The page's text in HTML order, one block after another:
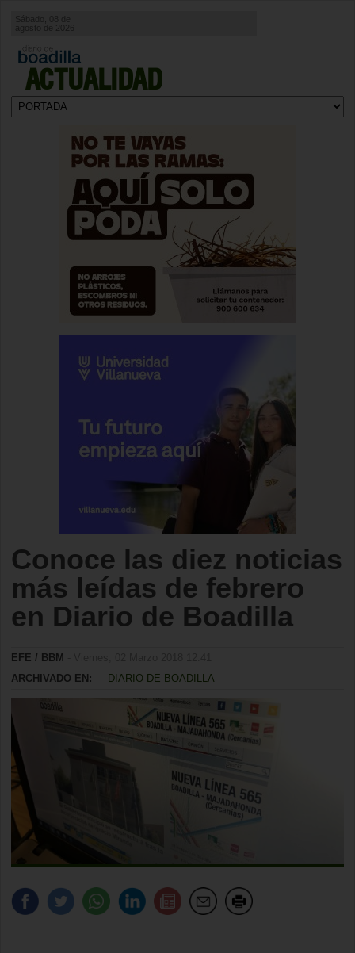
ACTUALIDAD
Sábado, 08 de
agosto de 2026
Conoce las diez noticias
más leídas de febrero
en Diario de Boadilla
EFE / BBM
ARCHIVADO EN:
DIARIO DE BOADILLA